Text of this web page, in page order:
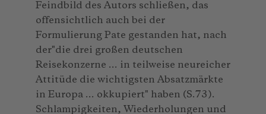
Feindbild des Autors schließen, das
offensichtlich auch bei der
Formulierung Pate gestanden hat, nach
der"die drei großen deutschen
Reisekonzerne … in teilweise neureicher
Attitüde die wichtigsten Absatzmärkte
in Europa … okkupiert" haben (S.73).
Schlampigkeiten, Wiederholungen und